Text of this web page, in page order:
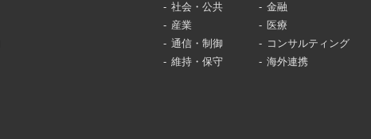
社会・公共
金融
産業
医療
通信・制御
コンサルティング
維持・保守
海外連携